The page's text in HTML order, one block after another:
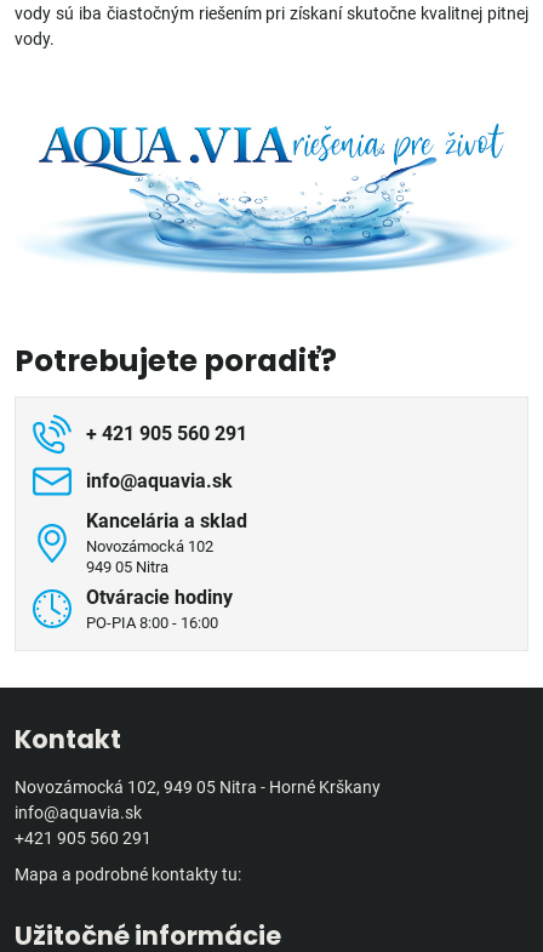
vody sú iba čiastočným riešením pri získaní skutočne kvalitnej pitnej
vody.
Potrebujete poradiť?
+ 421 905 560 291
info​@aquavia​.sk
Kancelária a sklad
Novozámocká 102
949 05 Nitra
Otváracie hodiny
PO-PIA 8:00 - 16:00
Kontakt
Novozámocká 102, 949 05 Nitra - Horné Krškany
info@aquavia.sk
+421 905 560 291
Mapa a podrobné kontakty tu:
Užitočné informácie